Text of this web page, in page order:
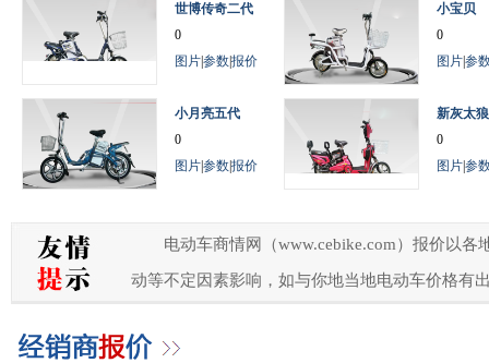
世博传奇二代
0
图片参数报价
小宝贝
0
图片参
小月亮五代
0
图片参数报价
新灰太狼
0
图片参
电动车商情网（www.cebike.com）报价以
动等不定因素影响，如与你地当地电动车价格有